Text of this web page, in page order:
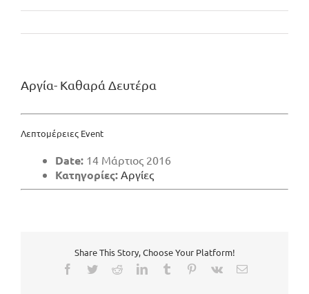
Αργία- Καθαρά Δευτέρα
Λεπτομέρειες Event
Date: 14 Μάρτιος 2016
Κατηγορίες: Αργίες
Share This Story, Choose Your Platform!
Facebook
TwitterRedditLinkedInTumblr Pinterest
Vk Email